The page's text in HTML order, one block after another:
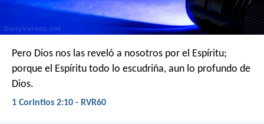
Pero Dios nos las reveló a nosotros por el Espíritu;
porque el Espíritu todo lo escudriña, aun lo profundo de
Dios.
1 Corintios 2:10 - RVR60